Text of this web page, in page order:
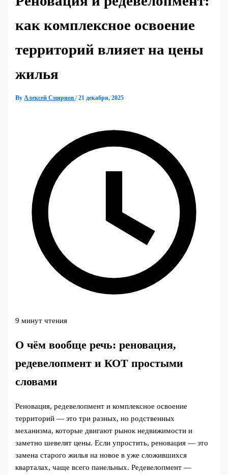
как комплексное освоение
территорий влияет на цены
жилья
ByАлексей Смирнов/21 декабря, 2025
9 минут чтения
О чём вообще речь: реновация,
редевелопмент и КОТ простыми
словами
Реновация, редевелопмент и комплексное освоение
территорий — это три разных, но родственных
механизма, которые двигают рынок недвижимости и
заметно шевелят цены. Если упростить, реновация — это
замена старого жилья на новое в уже сложившихся
кварталах, чаще всего панельных. Редевелопмент —